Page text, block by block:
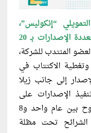
“إنكوليس”،
إصدار برنامج صكوك تمويلية متعددة الإصدارات بـ 20
المنتدب للشركة،
الاكتتاب في
إلى جانب زيلا
الإصدارات على
عدة شرائح بآجال استحقاق تتراوح بين عام واحد و8
تحت مظلة